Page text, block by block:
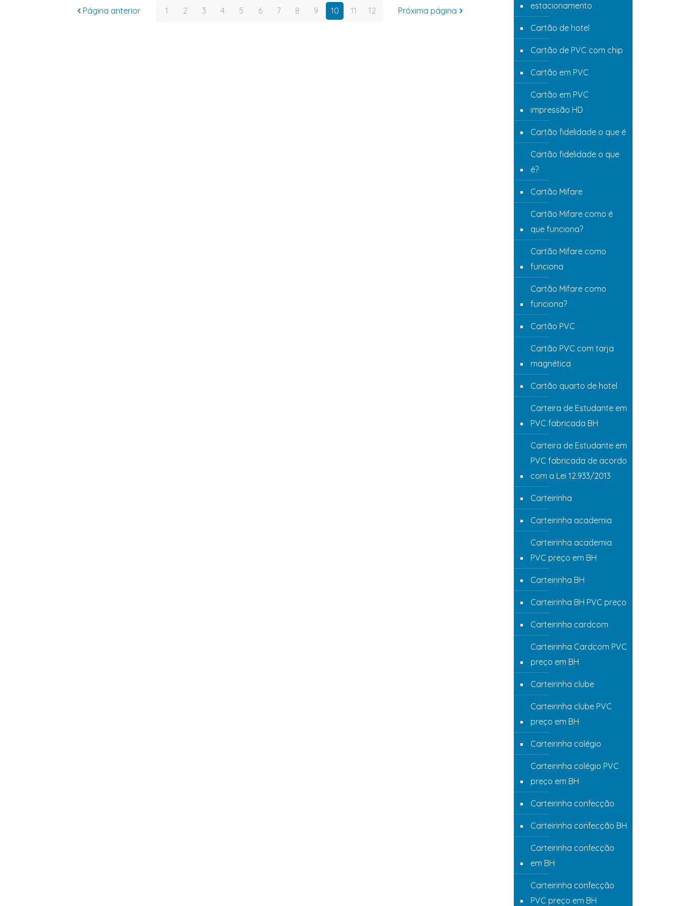
Página anterior 1 2 3 4 5 6 7 8 9 10 11 12 Próxima página
estacionamento
Cartão de hotel
Cartão de PVC com chip
Cartão em PVC
Cartão em PVC
impressão HD
Cartão fidelidade o que é
Cartão fidelidade o que
é?
Cartão Mifare
Cartão Mifare como é
que funciona?
Cartão Mifare como
funciona
Cartão Mifare como
funciona?
Cartão PVC
Cartão PVC com tarja
magnética
Cartão quarto de hotel
Carteira de Estudante em
PVC fabricada BH
Carteira de Estudante em
PVC fabricada de acordo
com a Lei 12.933/2013
Carteirinha
Carteirinha academia
Carteirinha academia
PVC preço em BH
Carteirinha BH
Carteirinha BH PVC preço
Carteirinha cardcom
Carteirinha Cardcom PVC
preço em BH
Carteirinha clube
Carteirinha clube PVC
preço em BH
Carteirinha colégio
Carteirinha colégio PVC
preço em BH
Carteirinha confecção
Carteirinha confecção BH
Carteirinha confecção
em BH
Carteirinha confecção
PVC preço em BH